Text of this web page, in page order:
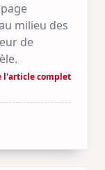
milieu des
de
l'article complet